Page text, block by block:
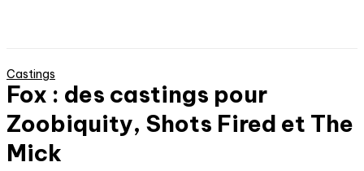
Castings
Fox : des castings pour
Zoobiquity, Shots Fired et The
Mick